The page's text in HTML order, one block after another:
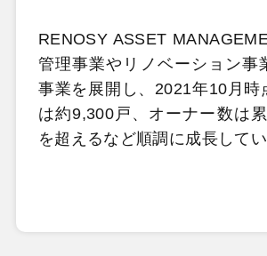
RENOSY ASSET
管理事業やリノベーション事
事業を展開し、2021年10月時
は約9,300戸、オーナー数は
を超えるなど順調に成長してい